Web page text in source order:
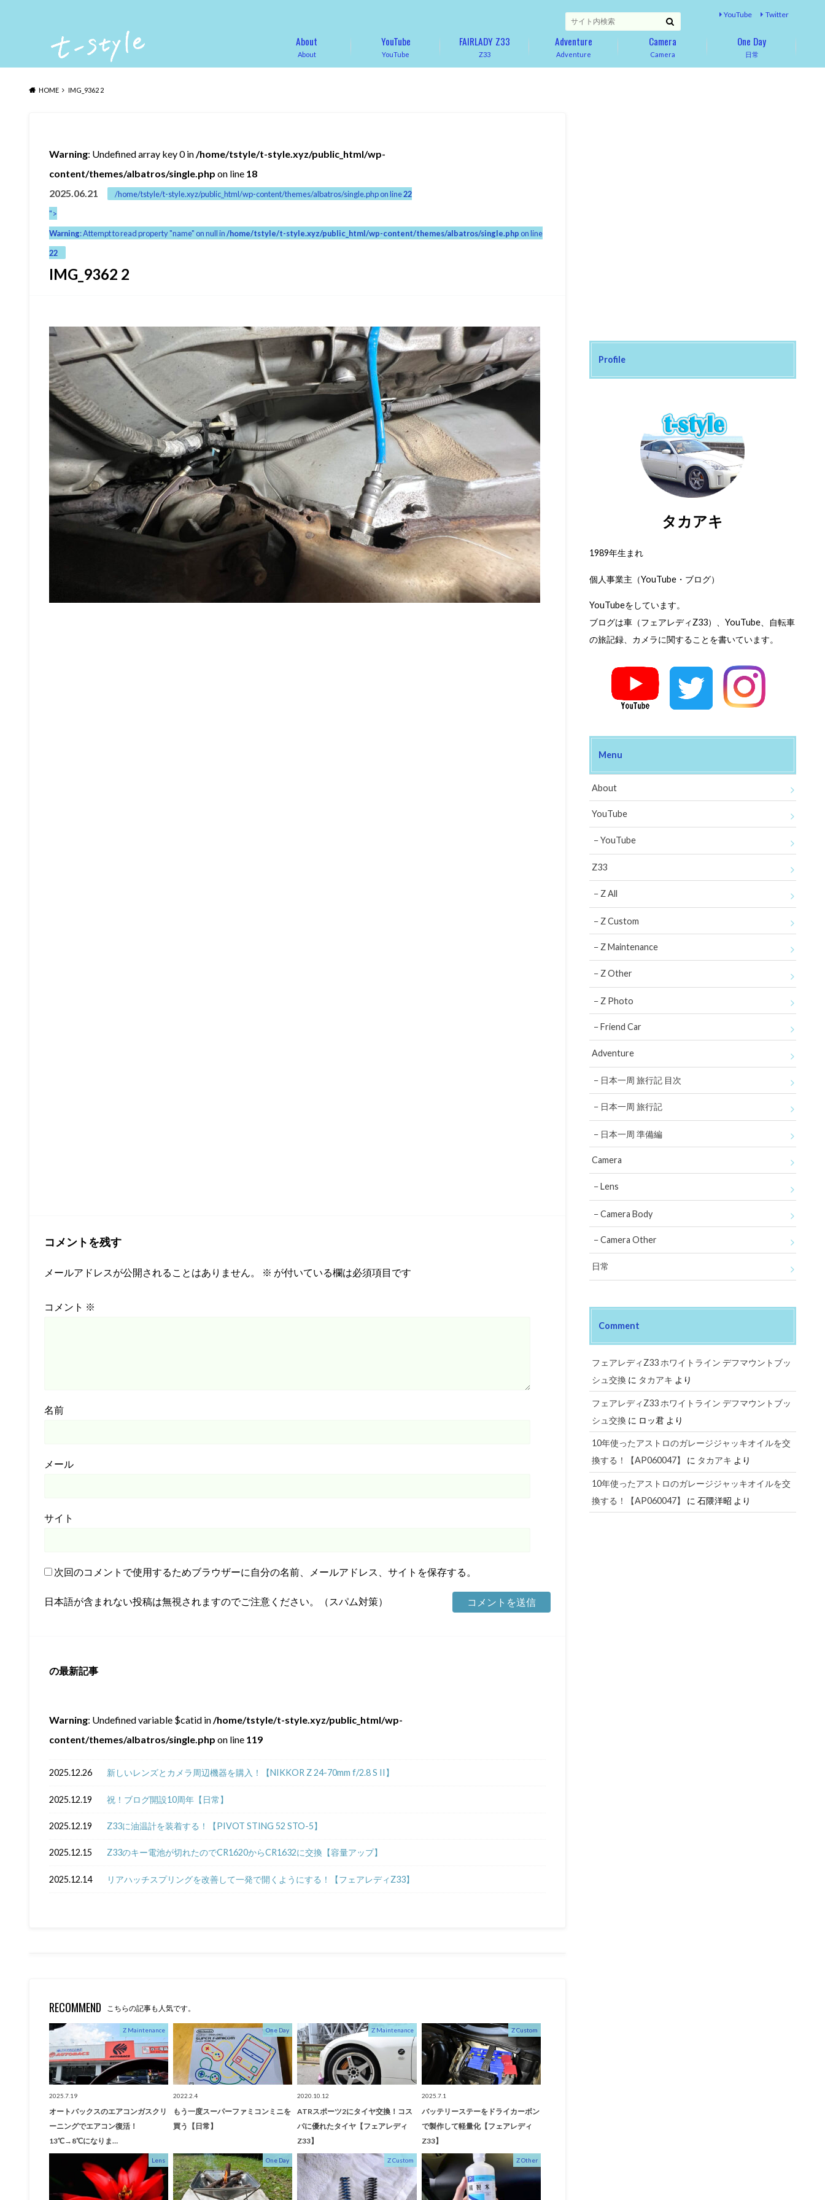
YouTube Twitter
About
About
YouTube
YouTube
Z33
FAIRLADY Z33
Adventure
Adventure
Camera
Camera
日常
One Day
HOME IMG_9362 2
Warning: Undefined array key 0 in/home/tstyle/t-style.xyz/public_html/wp-
content/themes/albatros/single.php on line 18
2025.06.21
/home/tstyle/t-style.xyz/public_html/wp-content/themes/albatros/single.php on line22
">
Warning: Attempt to read property "name" on null in /home/tstyle/t-style.xyz/public_html/wp-content/themes/albatros/single.php on line
22
IMG_9362 2
コメントを残す
メールアドレスが公開されることはありません。 ※ が付いている欄は必須項目です
コメント ※
名前
メール
サイト
次回のコメントで使用するためブラウザーに自分の名前、メールアドレス、サイトを保存する。
日本語が含まれない投稿は無視されますのでご注意ください。（スパム対策）
の最新記事
Warning: Undefined variable $catid in/home/tstyle/t-style.xyz/public_html/wp-
content/themes/albatros/single.php on line 119
2025.12.26 新しいレンズとカメラ周辺機器を購入！【NIKKOR Z 24-70mm f/2.8 S II】
2025.12.19 祝！ブログ開設10周年【日常】
2025.12.19 Z33に油温計を装着する！【PIVOT STING 52 STO-5】
2025.12.15 Z33のキー電池が切れたのでCR1620からCR1632に交換【容量アップ】
2025.12.14 リアハッチスプリングを改善して一発で開くようにする！【フェアレディZ33】
RECOMMEND こちらの記事も人気です。
Z Maintenance
2025.7.19
オートバックスのエアコンガスクリ
ーニングでエアコン復活！
13℃→8℃になりま…
One Day
2022.2.4
もう一度スーパーファミコンミニを
買う【日常】
Z Maintenance
2020.10.12
ATRスポーツ2にタイヤ交換！コス
パに優れたタイヤ【フェアレディ
Z33】
Z Custom
2025.7.1
バッテリーステーをドライカーボン
で製作して軽量化【フェアレディ
Z33】
Lens One Day Z Custom Z Other
Profile
タカアキ
1989年生まれ
個人事業主（YouTube・ブログ）
YouTubeをしています。
ブログは車（フェアレディZ33）、YouTube、自転車
の旅記録、カメラに関することを書いています。
Menu
About
YouTube
YouTube
Z33
Z All
Z Custom
Z Maintenance
Z Other
Z Photo
Friend Car
Adventure
日本一周 旅行記 目次
日本一周 旅行記
日本一周 準備編
Camera
Lens
Camera Body
Camera Other
日常
Comment
フェアレディZ33 ホワイトライン デフマウントブッ
シュ交換に タカアキ より
フェアレディZ33 ホワイトライン デフマウントブッ
シュ交換に ロッ君より
10年使ったアストロのガレージジャッキオイルを交
換する！【AP060047】
に タカアキ より
10年使ったアストロのガレージジャッキオイルを交
換する！【AP060047】
に 石隈洋昭 より